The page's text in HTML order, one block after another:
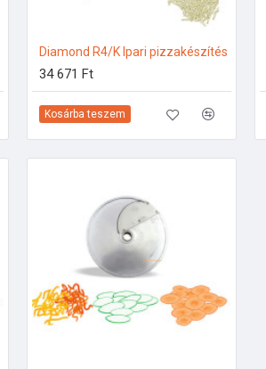
Diamond R4/K Ipari pizzakészítés
34 671 Ft
Kosárba teszem